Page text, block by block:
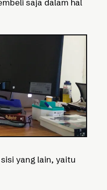
saja dalam hal
yang lain, yaitu